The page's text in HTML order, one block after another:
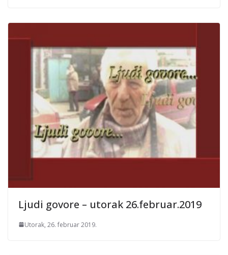
Ljudi govore – utorak 26.februar.2019
Utorak, 26. februar 2019.